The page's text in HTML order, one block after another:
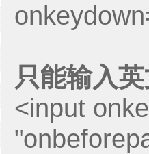
只能输入
<input